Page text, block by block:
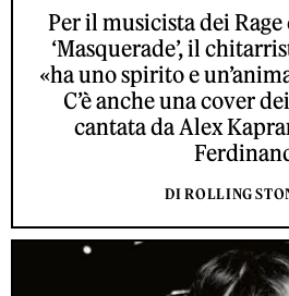
Per il musicista dei
‘Masquerade’, il
«ha uno spirito e
C’è anche una cover
cantata da Alex
DI ROLLING